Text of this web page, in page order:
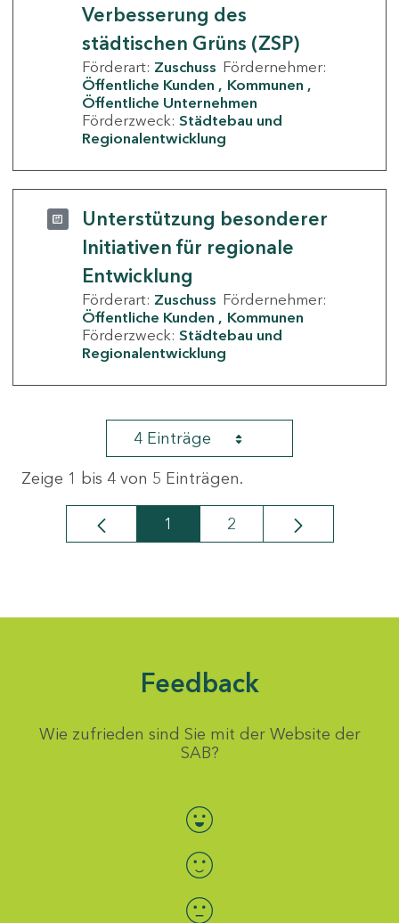
Verbesserung des
städtischen Grüns (ZSP)
Förderart: Zuschuss Fördernehmer:
Öffentliche Kunden
Kommunen
Öffentliche Unternehmen
Förderzweck: Städtebau und
Regionalentwicklung
Unterstützung besonderer
Initiativen für regionale
Entwicklung
Förderart: Zuschuss Fördernehmer:
Öffentliche Kunden
Kommunen
Förderzweck: Städtebau und
Regionalentwicklung
4 Einträge
Zeige 1 bis 4 von 5 Einträgen.
Seite
1 Seite
2
Feedback
Wie zufrieden sind Sie mit der Website der
SAB?
Bewertung auswählen